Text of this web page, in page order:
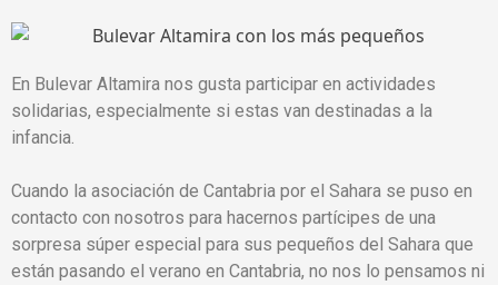
En Bulevar Altamira nos gusta participar en actividades
solidarias, especialmente si estas van destinadas a la
infancia.
Cuando la asociación de Cantabria por el Sahara se puso en
contacto con nosotros para hacernos partícipes de una
sorpresa súper especial para sus pequeños del Sahara que
están pasando el verano en Cantabria, no nos lo pensamos ni